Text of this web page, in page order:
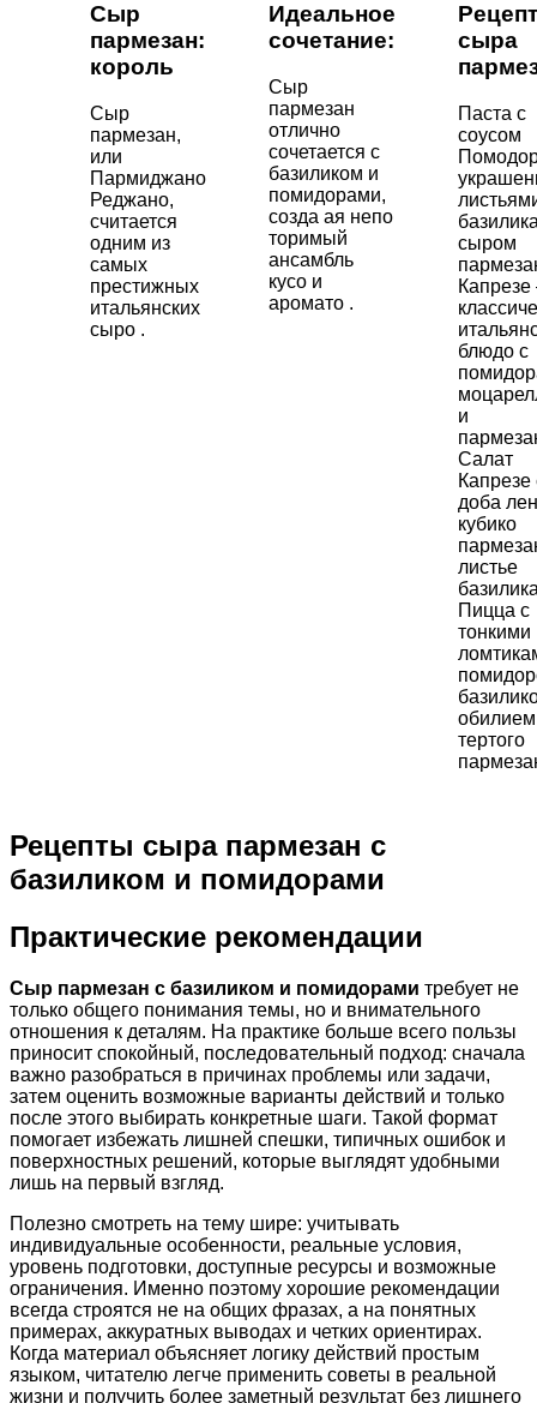
Сыр
пармезан:
король
Сыр
пармезан,
или
Пармиджано
Реджано,
считается
одним из
самых
престижных
итальянских
сыро .
Идеальное
сочетание:
Сыр
пармезан
отлично
сочетается с
базиликом и
помидорами,
созда ая непо
торимый
ансамбль
кусо и
аромато .
сыра
Паста с
соусом
сыром
Капрезе
блюдо с
и
Салат
Капрезе
доба
кубико
листье
Пицца с
тонкими
обилием
тертого
Рецепты сыра пармезан с
базиликом и помидорами
Практические рекомендации
Сыр пармезан с базиликом и помидорами требует не
только общего понимания темы, но и внимательного
отношения к деталям. На практике больше всего пользы
приносит спокойный, последовательный подход: сначала
важно разобраться в причинах проблемы или задачи,
затем оценить возможные варианты действий и только
после этого выбирать конкретные шаги. Такой формат
помогает избежать лишней спешки, типичных ошибок и
поверхностных решений, которые выглядят удобными
лишь на первый взгляд.
Полезно смотреть на тему шире: учитывать
индивидуальные особенности, реальные условия,
уровень подготовки, доступные ресурсы и возможные
ограничения. Именно поэтому хорошие рекомендации
всегда строятся не на общих фразах, а на понятных
примерах, аккуратных выводах и четких ориентирах.
Когда материал объясняет логику действий простым
языком, читателю легче применить советы в реальной
жизни и получить более заметный результат без лишнего